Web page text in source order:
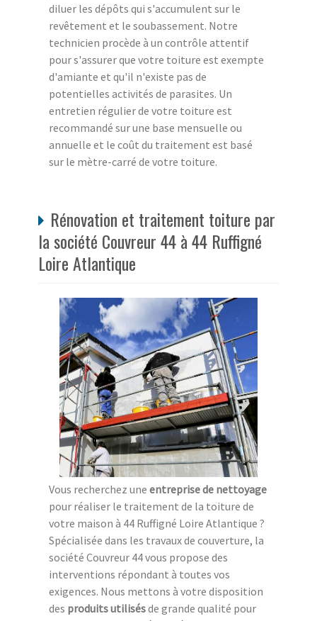
diluer les dépôts qui s'accumulent sur le
revêtement et le soubassement. Notre
technicien procède à un contrôle attentif
pour s'assurer que votre toiture est exempte
d'amiante et qu'il n'existe pas de
potentielles activités de parasites. Un
entretien régulier de votre toiture est
recommandé sur une base mensuelle ou
annuelle et le coût du traitement est basé
sur le mètre-carré de votre toiture.
Rénovation et traitement toiture par
la société Couvreur 44 à 44 Ruffigné
Loire Atlantique
Vous recherchez une entreprise de nettoyage
pour réaliser le traitement de la toiture de
votre maison à 44 Ruffigné Loire Atlantique ?
Spécialisée dans les travaux de couverture, la
société Couvreur 44 vous propose des
interventions répondant à toutes vos
exigences. Nous mettons à votre disposition
des produits utilisésde grande qualité pour